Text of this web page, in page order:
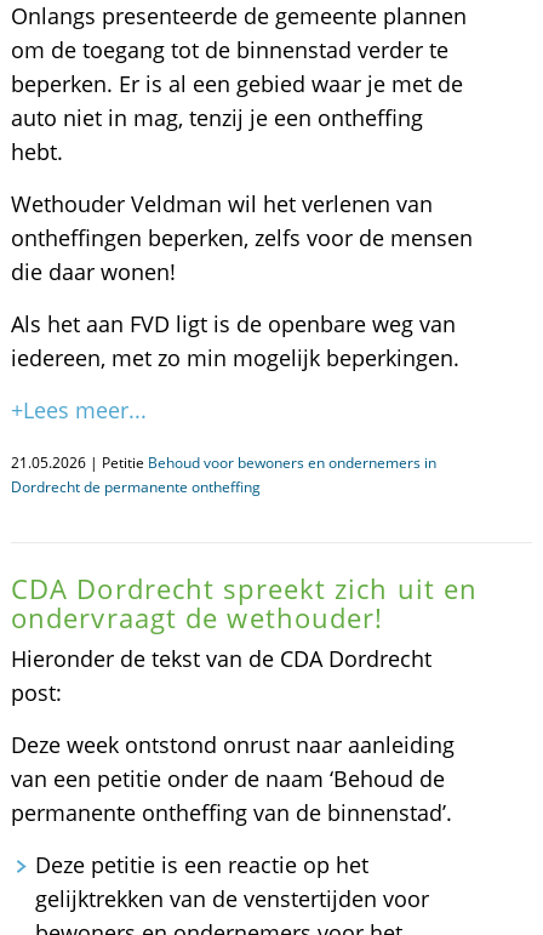
Onlangs presenteerde de gemeente plannen
om de toegang tot de binnenstad verder te
beperken. Er is al een gebied waar je met de
auto niet in mag, tenzij je een ontheffing
hebt.
Wethouder Veldman wil het verlenen van
ontheffingen beperken, zelfs voor de mensen
die daar wonen!
Als het aan FVD ligt is de openbare weg van
iedereen, met zo min mogelijk beperkingen.
+Lees meer...
21.05.2026 | Petitie Behoud voor bewoners en ondernemers in
Dordrecht de permanente ontheffing
CDA Dordrecht spreekt zich uit en
ondervraagt de wethouder!
Hieronder de tekst van de CDA Dordrecht
post:
Deze week ontstond onrust naar aanleiding
van een petitie onder de naam ‘Behoud de
permanente ontheffing van de binnenstad’.
Deze petitie is een reactie op het
gelijktrekken van de venstertijden voor